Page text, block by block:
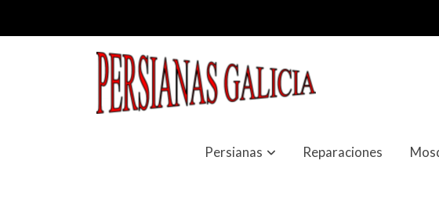
Persianas Reparaciones